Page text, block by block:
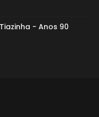
- Anos 90